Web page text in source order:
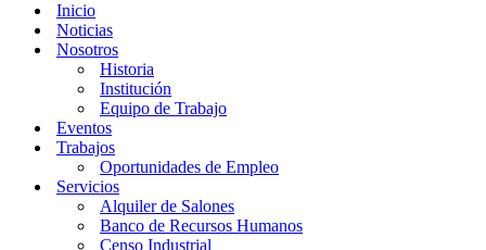
Inicio
Noticias
Nosotros
Historia
Institución
Equipo de Trabajo
Eventos
Trabajos
Oportunidades de Empleo
Servicios
Alquiler de Salones
Banco de Recursos Humanos
Censo Industrial